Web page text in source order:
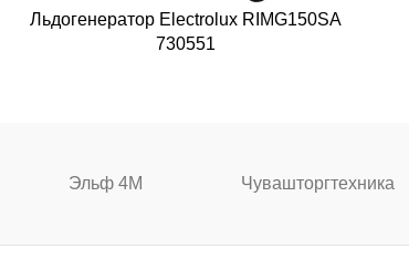
Льдогенератор Electrolux RIMG150SA
730551
Эльф 4М Чувашторгтехника